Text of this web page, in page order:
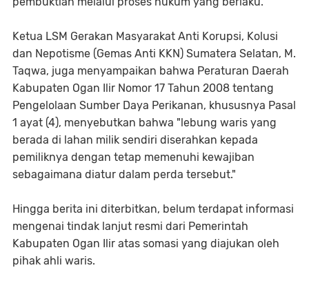
Ketua LSM Gerakan Masyarakat Anti Korupsi, Kolusi
dan Nepotisme (Gemas Anti KKN) Sumatera Selatan, M.
Taqwa, juga menyampaikan bahwa Peraturan Daerah
Kabupaten Ogan Ilir Nomor 17 Tahun 2008 tentang
Pengelolaan Sumber Daya Perikanan, khususnya Pasal
1 ayat (4), menyebutkan bahwa "lebung waris yang
berada di lahan milik sendiri diserahkan kepada
pemiliknya dengan tetap memenuhi kewajiban
sebagaimana diatur dalam perda tersebut."
Hingga berita ini diterbitkan, belum terdapat informasi
mengenai tindak lanjut resmi dari Pemerintah
Kabupaten Ogan Ilir atas somasi yang diajukan oleh
pihak ahli waris.